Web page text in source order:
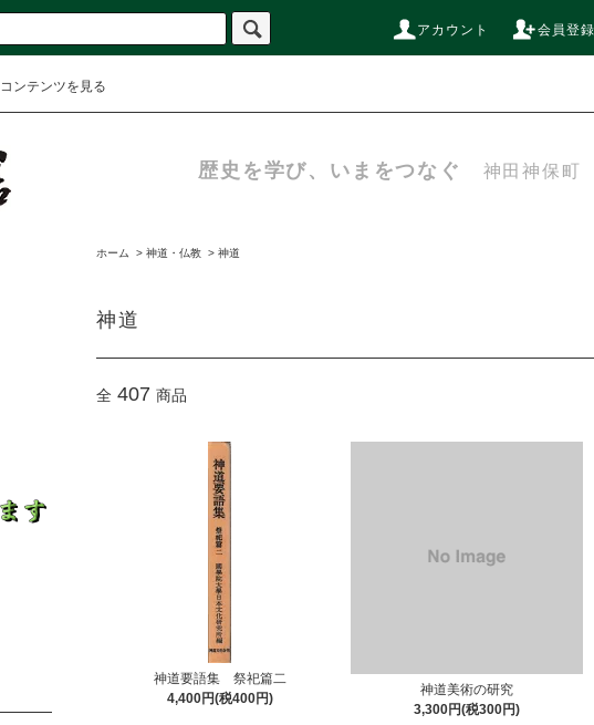
アカウント 会員登録
コンテンツを見る
歴史を学び、いまをつなぐ 神田神保町
ホーム > 神道・仏教 > 神道
神道
全 407 商品
神道要語集 祭祀篇二
4,400円(税400円)
神道美術の研究
3,300円(税300円)